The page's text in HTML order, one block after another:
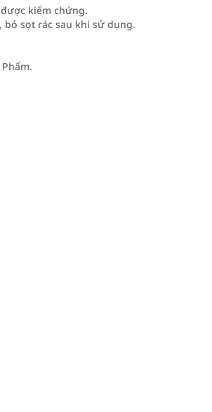
kiểm chứng.
sọt rác sau khi sử dụng.